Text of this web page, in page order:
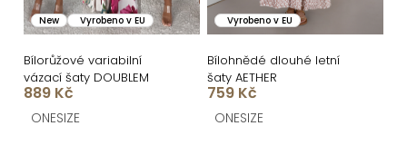
New Vyrobeno v EU
Bílorůžové variabilní
vázací šaty DOUBLEM
889 Kč
ONESIZE
Vyrobeno v EU
Bílohnědé dlouhé letní
šaty AETHER
759 Kč
ONESIZE